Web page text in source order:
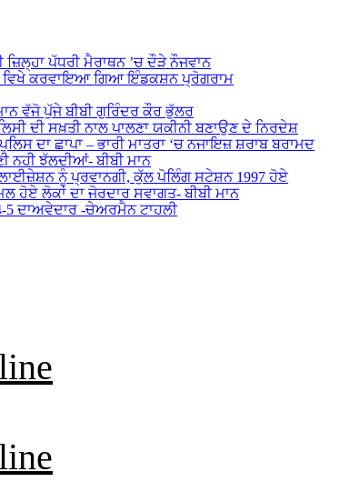
ਪੱਧਰੀ ਮੈਰਾਥਨ ’ਚ ਦੌੜੇ ਨੌਜਵਾਨ
ਵਿਖੇ ਕਰਵਾਇਆ ਗਿਆ ਇੰਡਕਸ਼ਨ ਪ੍ਰੋਗਰਾਮ
ਵੱਜੋ ਪੁੱਜੇ ਬੀਬੀ ਗੁਰਿੰਦਰ ਕੌਰ ਭੁੱਲਰ
ਦੀ ਸਖ਼ਤੀ ਨਾਲ ਪਾਲਣਾ ਯਕੀਨੀ ਬਣਾਉਣ ਦੇ ਨਿਰਦੇਸ਼
ਦਾ ਛਾਪਾ – ਭਾਰੀ ਮਾਤਰਾ ‘ਚ ਨਜਾਇਜ਼ ਸ਼ਰਾਬ ਬਰਾਮਦ
ਨਹੀ ਝੱਲਦੀਆਂ- ਬੀਬੀ ਮਾਨ
ਨੂੰ ਪ੍ਰਵਾਨਗੀ, ਕੁੱਲ ਪੋਲਿੰਗ ਸਟੇਸ਼ਨ 1997 ਹੋਏ
ਹੋਏ ਲੋਕਾਂ ਦਾ ਜੋਰਦਾਰ ਸਵਾਗਤ- ਬੀਬੀ ਮਾਨ
5 ਦਾਅਵੇਦਾਰ -ਚੇਅਰਮੈਨ ਟਾਹਲੀ